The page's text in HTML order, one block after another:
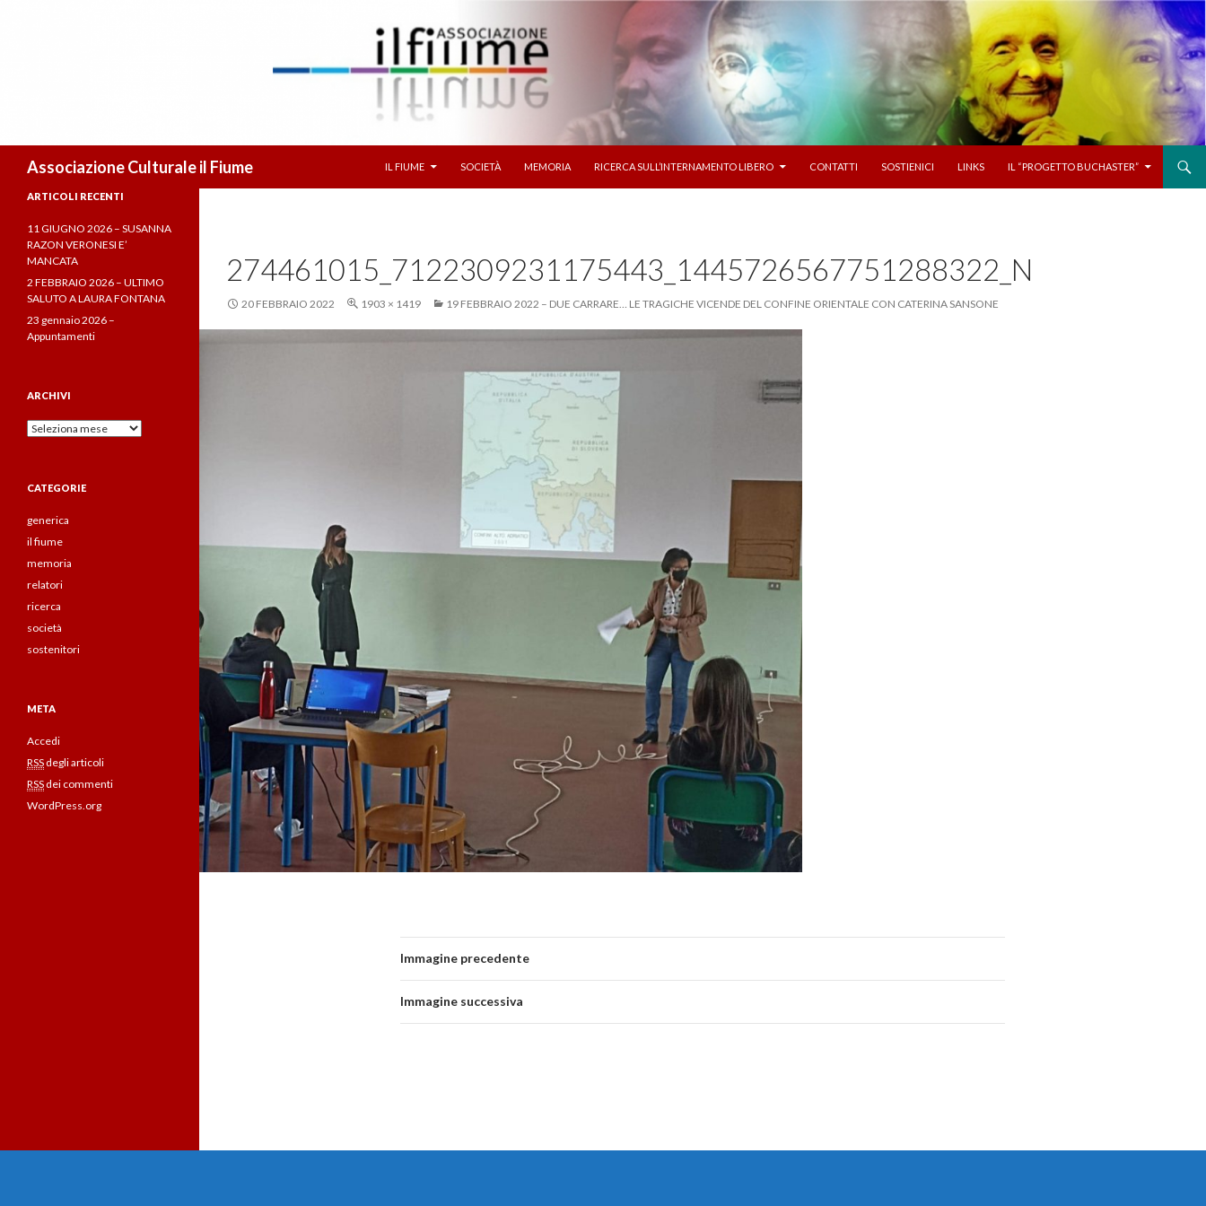
Associazione Culturale il Fiume
IL FIUME
SOCIETÀ MEMORIA RICERCA SULL’INTERNAMENTO LIBERO CONTATTI SOSTIENICI LINKS IL “PROGETTO BUCHASTER”
274461015_7122309231175443_1445726567751288322_N
20 FEBBRAIO 2022 1903 × 1419 19 FEBBRAIO 2022 – DUE CARRARE… LE TRAGICHE VICENDE DEL CONFINE ORIENTALE CON CATERINA SANSONE
Immagine precedente
Immagine successiva
ARTICOLI RECENTI
11 GIUGNO 2026 – SUSANNA
RAZON VERONESI E’
MANCATA
2 FEBBRAIO 2026 – ULTIMO
SALUTO A LAURA FONTANA
23 gennaio 2026 –
Appuntamenti
ARCHIVI
Archivi
CATEGORIE
generica
il fiume
memoria
relatori
ricerca
società
sostenitori
META
Accedi
RSS degli articoli
RSS dei commenti
WordPress.org